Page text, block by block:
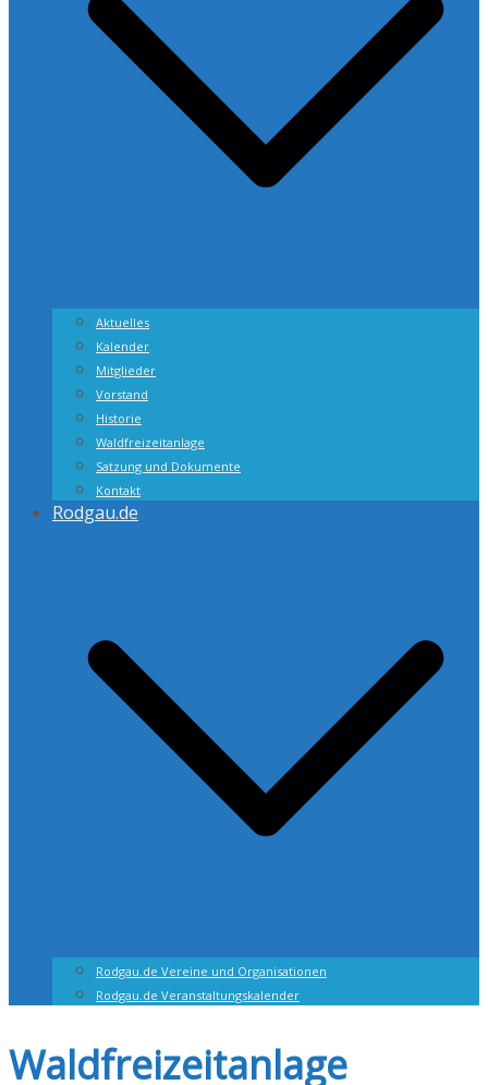
Aktuelles
Kalender
Mitglieder
Vorstand
Historie
Waldfreizeitanlage
Satzung und Dokumente
Kontakt
Rodgau.de
Rodgau.de Vereine und Organisationen
Rodgau.de Veranstaltungskalender
Waldfreizeitanlage